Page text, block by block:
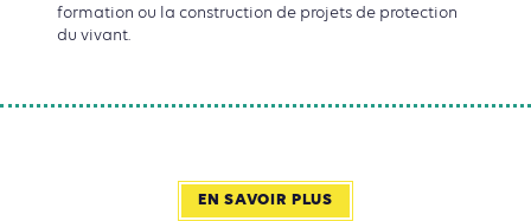
formation ou la construction de projets de protection
du vivant.
EN SAVOIR PLUS